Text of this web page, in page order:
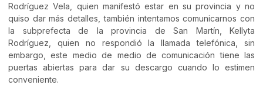
Rodríguez Vela, quien manifestó estar en su provincia y no
quiso dar más detalles, también intentamos comunicarnos con
la subprefecta de la provincia de San Martín, Kellyta
Rodríguez, quien no respondió la llamada telefónica, sin
embargo, este medio de medio de comunicación tiene las
puertas abiertas para dar su descargo cuando lo estimen
conveniente.